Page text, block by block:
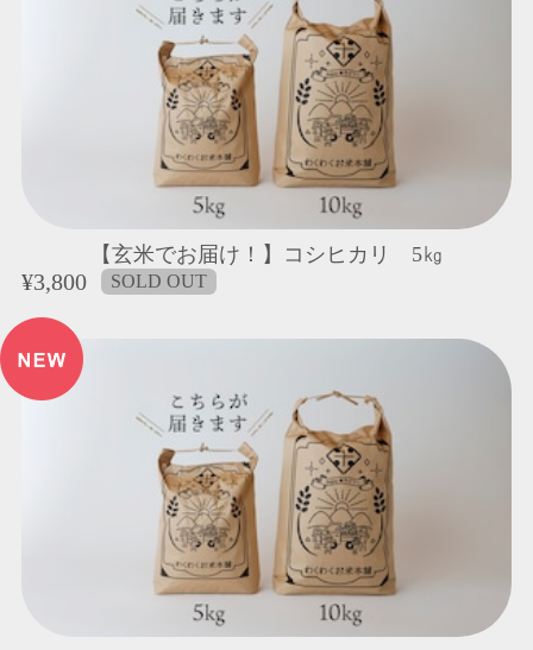
【玄米でお届け！】コシヒカリ 5㎏
¥3,800 SOLD OUT